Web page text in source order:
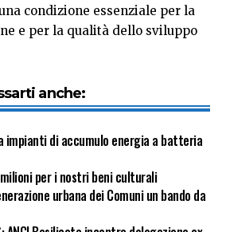
condizione essenziale per la
e per la qualità dello sviluppo
anche:
impianti di accumulo energia a batteria
per i nostri beni culturali
urbana dei Comuni un bando da